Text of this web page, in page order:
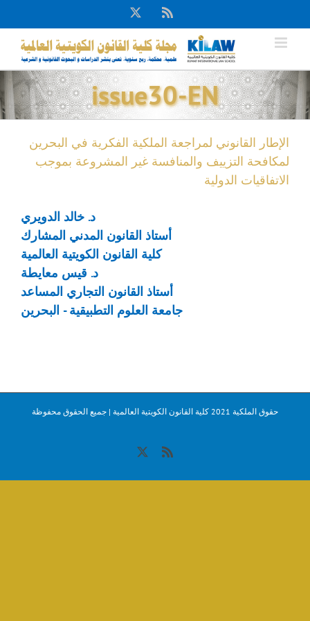
to
content
Rss
X
issue30-EN
الإطار القانوني لمراجعة الملكية الفكرية في البحرين
لمكافحة التزييف والمنافسة غير المشروعة بموجب
الاتفاقيات الدولية
د. خالد الدويري
أستاذ القانون المدني المشارك
كلية القانون الكويتية العالمية
د. قيس معايطة
أستاذ القانون التجاري المساعد
جامعة العلوم التطبيقية - البحرين
حقوق الملكية 2021 كلية القانون الكويتية العالمية | جميع الحقوق محفوظة
Rss
X